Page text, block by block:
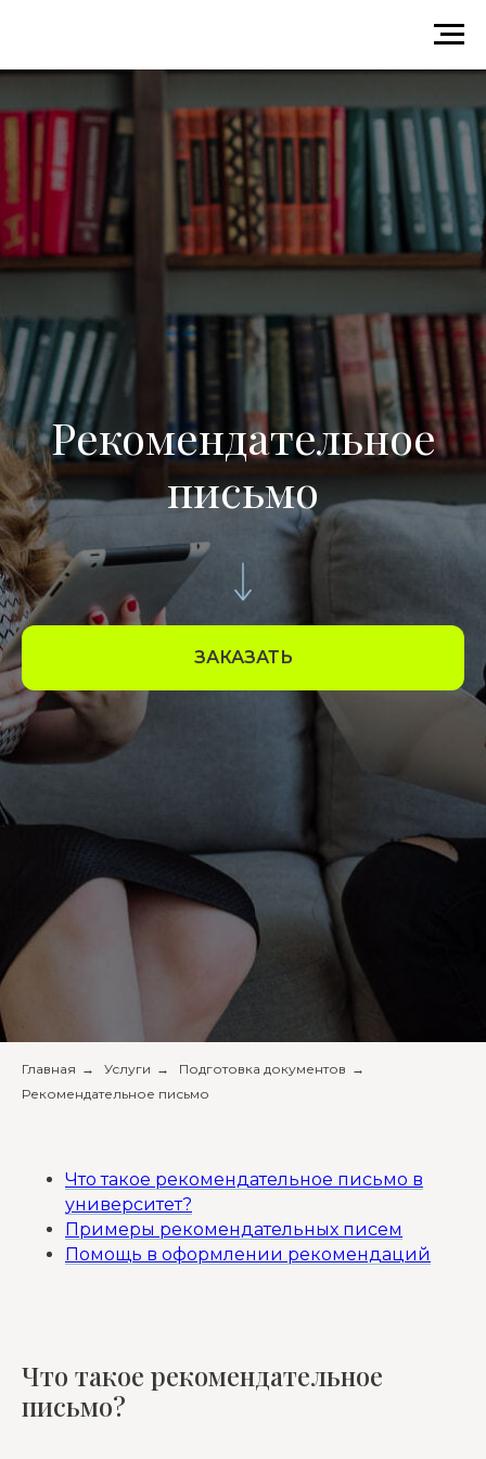
Рекомендательное
письмо
ЗАКАЗАТЬ
Главная → Услуги → Подготовка документов →
Рекомендательное письмо
Что такое рекомендательное письмо в
университет?
Примеры рекомендательных писем
Помощь в оформлении рекомендаций
Что такое рекомендательное
письмо?